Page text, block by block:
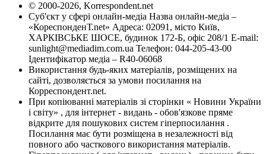
© 2000-2026, Korrespondent.net
Суб'єкт у сфері онлайн-медіа Назва онлайн-медіа –
«КореспонденТ.net» Адреса: 02091, місто Київ,
ХАРКІВСЬКЕ ШОСЕ, будинок 172-Б, офіс 208/1 E-mail:
sunlight@mediadim.com.ua Телефон: 044-205-43-00
Ідентифікатор медіа – R40-06068
Використання будь-яких матеріалів, розміщених на
сайті, дозволяється за умови посилання на
Корреспондент.net.
При копіюванні матеріалів зі сторінки « Новини України
і світу» , для інтернет - видань - обов'язкове пряме
відкрите для пошукових систем гіперпосилання .
Посилання має бути розміщена в незалежності від
повного або часткового використання матеріалів.